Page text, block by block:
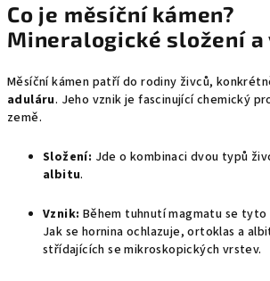
Co je měsíční kámen?
Mineralogické složení a
Měsíční kámen patří do rodiny živců,
aduláru. Jeho vznik je fascinující chemický
země.
Složení: Jde o kombinaci dvou typů
albitu.
Vznik: Během tuhnutí magmatu se tyto
Jak se hornina ochlazuje, ortoklas a
střídajících se mikroskopických vrstev.